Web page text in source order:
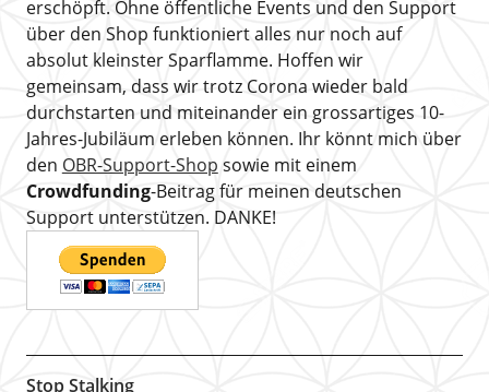
erschöpft. Ohne öffentliche Events und den Support
über den Shop funktioniert alles nur noch auf
absolut kleinster Sparflamme. Hoffen wir
gemeinsam, dass wir trotz Corona wieder bald
durchstarten und miteinander ein grossartiges 10-
Jahres-Jubiläum erleben können. Ihr könnt mich über
den OBR-Support-Shop sowie mit einem
Crowdfunding-Beitrag für meinen deutschen
Support unterstützen. DANKE!
Stop Stalking